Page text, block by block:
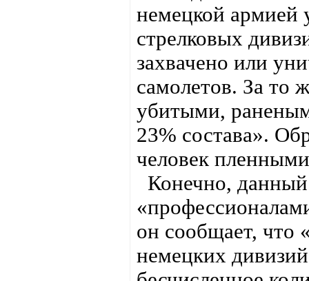
немецкой армией
стрелковых
захвачено или
самолетов. За то
убитыми,
23% состава».
человек
Конечно,
он сообщает, что
немецких